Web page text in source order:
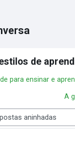
de
para ensinar e
A